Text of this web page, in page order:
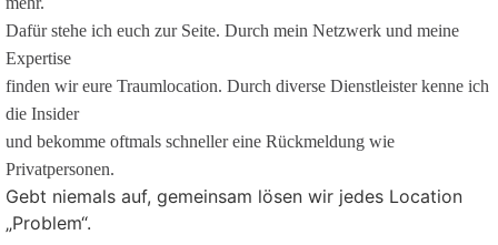
Dafür stehe ich euch zur Seite. Durch mein Netzwerk und meine
Expertise
finden wir eure Traumlocation. Durch diverse Dienstleister kenne ich
die Insider
und bekomme oftmals schneller eine Rückmeldung wie
Privatpersonen.
Gebt niemals auf, gemeinsam lösen wir jedes Location
„Problem“.